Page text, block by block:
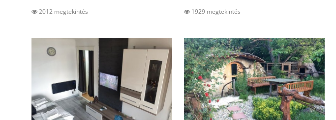
2012 megtekintés 1929 megtekintés